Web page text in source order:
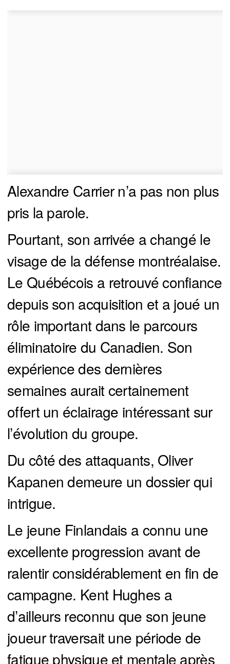
Alexandre Carrier n’a pas non plus
pris la parole.
Pourtant, son arrivée a changé le
visage de la défense montréalaise.
Le Québécois a retrouvé confiance
depuis son acquisition et a joué un
rôle important dans le parcours
éliminatoire du Canadien. Son
expérience des dernières
semaines aurait certainement
offert un éclairage intéressant sur
l’évolution du groupe.
Du côté des attaquants, Oliver
Kapanen demeure un dossier qui
intrigue.
Le jeune Finlandais a connu une
excellente progression avant de
ralentir considérablement en fin de
campagne. Kent Hughes a
d’ailleurs reconnu que son jeune
joueur traversait une période de
fatigue physique et mentale après